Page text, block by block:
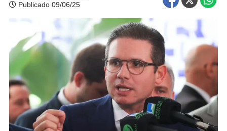
Publicado 09/06/25